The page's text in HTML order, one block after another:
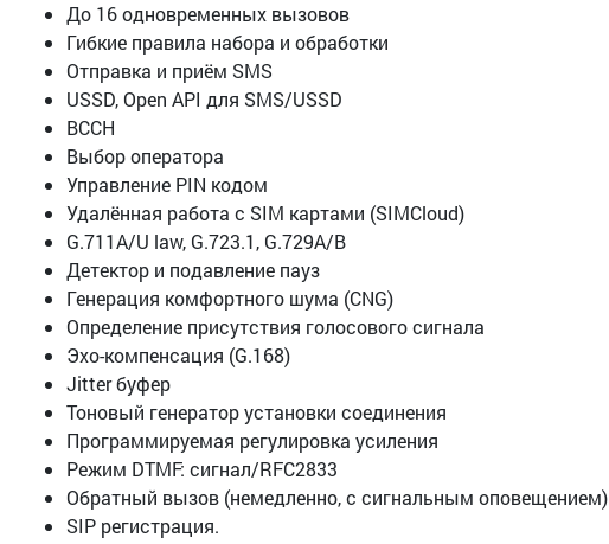
До 16 одновременных вызовов
Гибкие правила набора и обработки
Отправка и приём SMS
USSD, Open API для SMS/USSD
BCCH
Выбор оператора
Управление PIN кодом
Удалённая работа с SIM картами (SIMCloud)
G.711A/U law, G.723.1, G.729A/B
Детектор и подавление пауз
Генерация комфортного шума (CNG)
Определение присутствия голосового сигнала
Эхо-компенсация (G.168)
Jitter буфер
Тоновый генератор установки соединения
Программируемая регулировка усиления
Режим DTMF: сигнал/RFC2833
Обратный вызов (немедленно, с сигнальным оповещением)
SIP регистрация.